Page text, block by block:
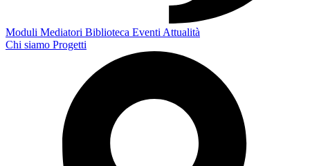
Moduli Mediatori Biblioteca Eventi Attualità
Chi siamo Progetti